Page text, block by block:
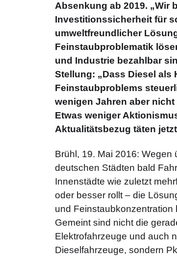
Absenkung ab 2019. „Wir
Investitionssicherheit für
umweltfreundlicher
Feinstaubproblematik
und Industrie bezahlbar
Stellung: „Dass Diesel als
Feinstaubproblems
wenigen Jahren aber
Etwas weniger
Aktualitätsbezug täten
Brühl, 19. Mai 2016: Wegen
deutschen Städten bald
Innenstädte wie zuletzt
oder besser rollt – die
und Feinstaubkonzentration
Gemeint sind nicht die
Elektrofahrzeuge und auch
Dieselfahrzeuge, sondern